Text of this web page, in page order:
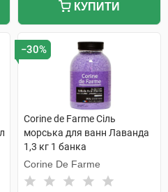
КУПИТИ
−30%
Corine de Farme Сіль
морська для ванн Лаванда
1,3 кг 1 банка
Corine De Farme